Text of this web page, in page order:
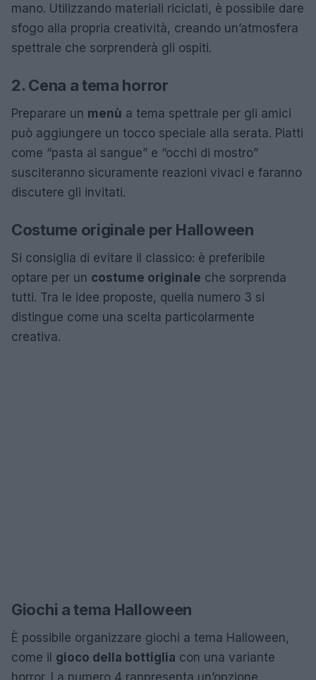
mano. Utilizzando materiali riciclati, è possibile dare
sfogo alla propria creatività, creando un’atmosfera
spettrale che sorprenderà gli ospiti.
2. Cena a tema horror
Preparare un menù a tema spettrale per gli amici
può aggiungere un tocco speciale alla serata. Piatti
come “pasta al sangue” e “occhi di mostro”
susciteranno sicuramente reazioni vivaci e faranno
discutere gli invitati.
Costume originale per Halloween
Si consiglia di evitare il classico: è preferibile
optare per un costume originale che sorprenda
tutti. Tra le idee proposte, quella numero 3 si
distingue come una scelta particolarmente
creativa.
Giochi a tema Halloween
È possibile organizzare giochi a tema Halloween,
come il gioco della bottiglia con una variante
horror. La numero 4 rappresenta un’opzione